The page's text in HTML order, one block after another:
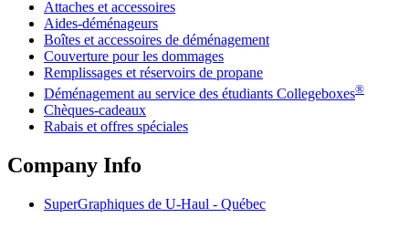
Attaches et accessoires
Aides-déménageurs
Boîtes et accessoires de déménagement
Couverture pour les dommages
Remplissages et réservoirs de propane
Déménagement au service des étudiants Collegeboxes®
Chèques-cadeaux
Rabais et offres spéciales
Company Info
SuperGraphiques de U-Haul - Québec